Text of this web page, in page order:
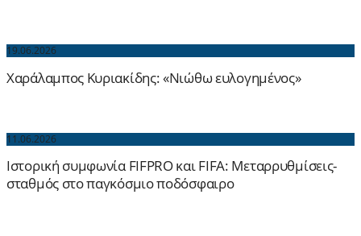
19.06.2026
Χαράλαμπος Κυριακίδης: «Νιώθω ευλογημένος»
11.06.2026
Ιστορική συμφωνία FIFPRO και FIFA: Μεταρρυθμίσεις-
σταθμός στο παγκόσμιο ποδόσφαιρο